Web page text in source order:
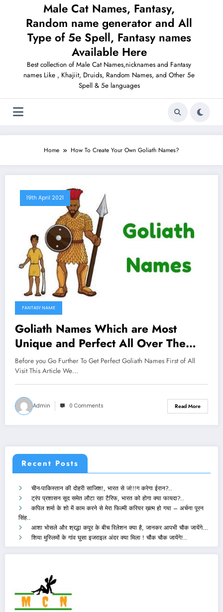
Male Cat Names, Fantasy,
Random name generator and All
Type of 5e Spell, Fantasy names
Available Here
Best collection of Male Cat Names,nicknames and Fantasy
names Like , Khajiit, Druids, Random Names, and Other 5e
Spell & 5e languages
Home How To Create Your Own Goliath Names?
19th April 2021
FANTASY NAME
Goliath Names Which are Most
Unique and Perfect All Over The
Worlds
Before you Go Further To Get Perfect Goliath Names First of All
Visit This Article We…
Admin 0 Comments Read More
Recent Posts
चीन-पाकिस्तान की दोहरी साजिश!, भारत से जं!!!ग करेगा ईरान?..
ट्रंप प्रशासन सूद समेत लौटा रहा टैरिफ, भारत को होगा क्या फायदा?..
कपिल शर्मा के शो में काम करने से मेरा फिल्मी करियर ख़त्म हो गया – अर्चना पूरन
सिंह..
आशा भोसले और श्रद्धा कपूर के बीच रिलेशन क्या है, जानकर आपभी चौक जायेंगे…
शिया मुस्लिमों के गांव घुसा इजराइल अंदर क्या मिला ! चौंक चौक जायेंगे!..